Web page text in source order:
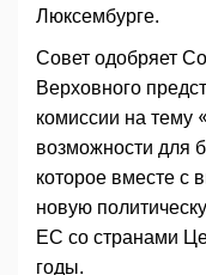
Люксембурге.
Совет одобряет
Верховного
комиссии на тему
возможности для
которое вместе с
новую
ЕС со странами
годы.